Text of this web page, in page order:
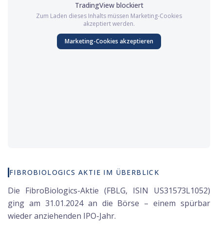
TradingViewblockiert
Zum Laden dieses Inhalts müssen Marketing-Cookies
akzeptiert werden.
Marketing-Cookies akzeptieren
FIBROBIOLOGICS AKTIE IM ÜBERBLICK
Die FibroBiologics-Aktie (FBLG, ISIN US31573L1052)
ging am 31.01.2024 an die Börse – einem spürbar
wieder anziehenden IPO-Jahr.